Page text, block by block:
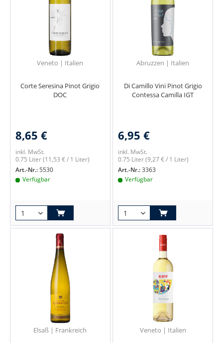
Veneto | Italien
Corte Seresina Pinot Grigio
DOC
8,65 €
inkl. MwSt.
0.75 Liter(11,53 € / 1 Liter)
Art.-Nr.:5530
Verfügbar
Abruzzen | Italien
Di Camillo Vini Pinot Grigio
Contessa Camilla IGT
6,95 €
inkl. MwSt.
0.75 Liter(9,27 € / 1 Liter)
Art.-Nr.:3363
Verfügbar
Elsaß | Frankreich Veneto | Italien